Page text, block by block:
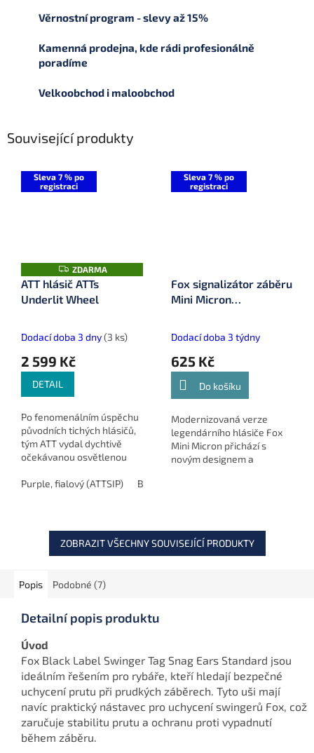
Věrnostní program - slevy až 15%
Kamenná prodejna, kde rádi profesionálně
poradíme
Velkoobchod i maloobchod
Související produkty
Sleva 7 % po
registraci
Z
D
A
R
ZDARMA
ATT hlásič ATTs
Underlit Wheel
Dodací doba 3 dny(3 ks)
2 599 Kč
DETAIL
Po fenomenálním úspěchu
původních tichých hlásičů,
tým ATT vydal dychtivě
očekávanou osvětlenou
Purple, fialový (ATTSIP)
Blue, modrý (ATTSIB)
Sleva 7 % po
registraci
Fox signalizátor záběru
Mini Micron
Dodací doba 3 týdny
625 Kč
Do košíku
Modernizovaná verze
legendárního hlásiče Fox
Mini Micron přichází s
novým designem a
ZOBRAZIT VŠECHNY SOUVISEJÍCÍ PRODUKTY
Popis Podobné (7)
Detailní popis produktu
Úvod
Fox Black Label Swinger Tag Snag Ears Standard jsou
ideálním řešením pro rybáře, kteří hledají bezpečné
uchycení prutu při prudkých záběrech. Tyto uši mají
navíc praktický nástavec pro uchycení swingerů Fox, což
zaručuje stabilitu prutu a ochranu proti vypadnutí
během záběru.